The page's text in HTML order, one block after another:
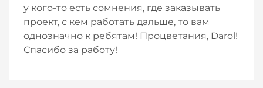
у кого-то есть сомнения, где заказывать
проект, с кем работать дальше, то вам
однозначно к ребятам! Процветания, Darol!
Спасибо за работу!